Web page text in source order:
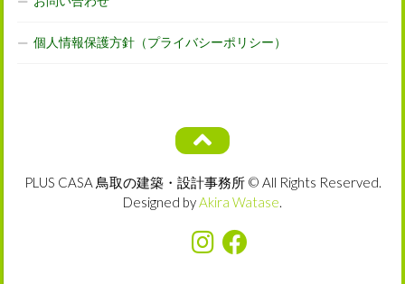
個人情報保護方針（プライバシーポリシー）
PLUS CASA 鳥取の建築・設計事務所 © All Rights Reserved.
Designed byAkira Watase.